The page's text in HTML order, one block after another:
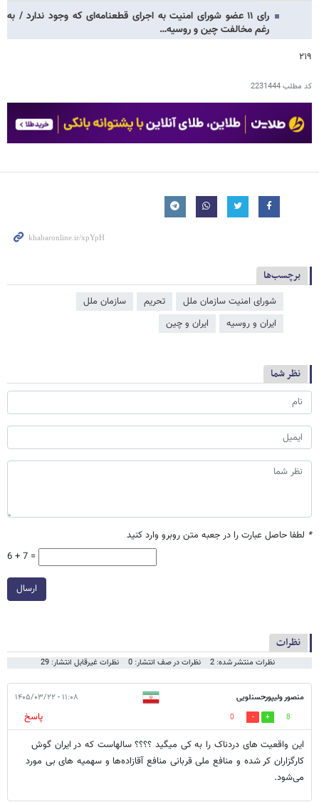
رای ۱۱ عضو شورای امنیت به اجرای قطعنامه‌ای که وجود ندارد / به
رغم مخالفت چین و روسیه…
۲۱۹
کد مطلب2231444
برچسب‌ها
شورای امنیت سازمان ملل تحریم
سازمان ملل
ایران و روسیه
ایران و چین
نظر شما
* لطفا حاصل عبارت را در جعبه متن روبرو وارد کنید
6 + 7 =
ارسال
نظرات
نظرات منتشر شده: 2 نظرات در صف انتشار: 0 نظرات غیرقابل انتشار: 29
منصور ولیپورحسنلویی ۱۱:۰۸ - ۱۴۰۵/۰۳/۲۲
8
0
پاسخ
این واقعیت های دردناک را به کی میگید ؟؟؟؟ سالهاست که در ایران گوش
کارگزاران کر شده و منافع ملی قربانی منافع آقازاده‌ها و سهمیه های بی مورد
می‌شود.